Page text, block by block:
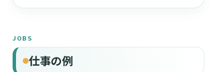
JOBS
仕事の例